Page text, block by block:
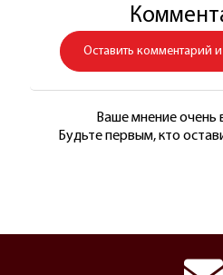
Оставить комментарий
Ваше мнение очень
Будьте первым, кто